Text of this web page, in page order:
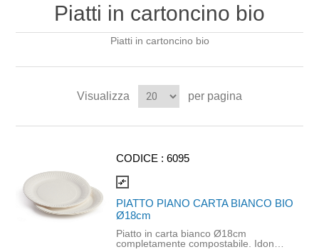
Piatti in cartoncino bio
Piatti in cartoncino bio
Visualizza per pagina
CODICE :6095
compare_arrows
PIATTO PIANO CARTA BIANCO BIO
Ø18cm
Piatto in carta bianco Ø18cm
completamente compostabile. Idoneo